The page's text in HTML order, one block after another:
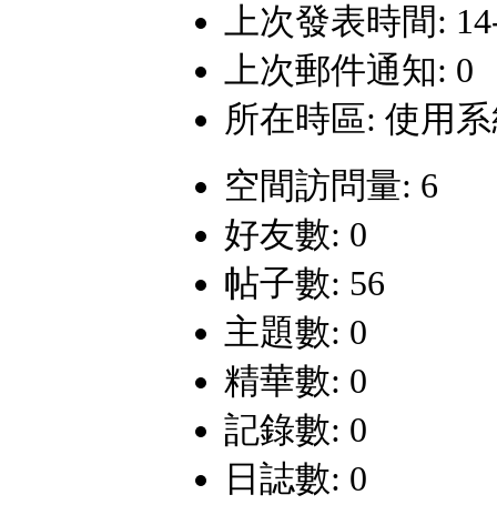
上次發表時間:
上次郵件通知: 0
所在時區: 使用
空間訪問量: 6
好友數: 0
帖子數: 56
主題數: 0
精華數: 0
記錄數: 0
日誌數: 0